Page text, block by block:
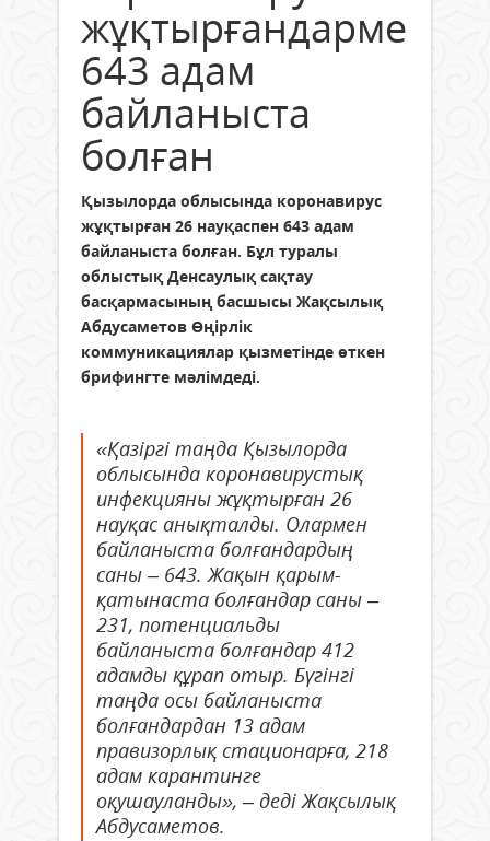
жұқтырғандармен
643 адам
байланыста
болған
Қызылорда облысында коронавирус
жұқтырған 26 науқаспен 643 адам
байланыста болған. Бұл туралы
облыстық Денсаулық сақтау
басқармасының басшысы Жақсылық
Абдусаметов Өңірлік
коммуникациялар қызметінде өткен
брифингте мәлімдеді.
«Қазіргі таңда Қызылорда
облысында коронавирустық
инфекцияны жұқтырған 26
науқас анықталды. Олармен
байланыста болғандардың
саны – 643. Жақын қарым-
қатынаста болғандар саны –
231, потенциальды
байланыста болғандар 412
адамды құрап отыр. Бүгінгі
таңда осы байланыста
болғандардан 13 адам
правизорлық стационарға, 218
адам карантинге
оқушауланды», – деді Жақсылық
Абдусаметов.